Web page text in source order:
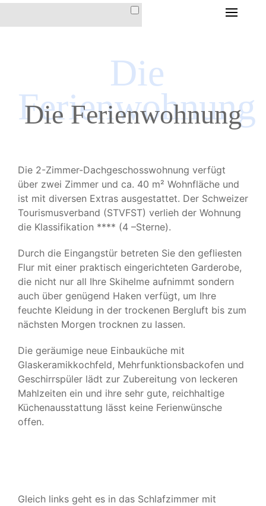
DIE FERIENWOHNUNG
DIE FERIENWOHNUNG
IM HAUS CHRISTINA
AUSSTATTUNG &
PREISE &
KONDITIONEN
DER ORT AROSA
IMPRESSIONEN
KONTAKT & BUCHUNG
Die
Ferienwohnung
Die Ferienwohnung
Die 2-Zimmer-Dachgeschosswohnung verfügt
über zwei Zimmer und ca. 40 m² Wohnfläche und
ist mit diversen Extras ausgestattet. Der Schweizer
Tourismusverband (STVFST) verlieh der Wohnung
die Klassifikation **** (4 –Sterne).
Durch die Eingangstür betreten Sie den gefliesten
Flur mit einer praktisch eingerichteten Garderobe,
die nicht nur all Ihre Skihelme aufnimmt sondern
auch über genügend Haken verfügt, um Ihre
feuchte Kleidung in der trockenen Bergluft bis zum
nächsten Morgen trocknen zu lassen.
Die geräumige neue Einbauküche mit
Glaskeramikkochfeld, Mehrfunktionsbackofen und
Geschirrspüler lädt zur Zubereitung von leckeren
Mahlzeiten ein und ihre sehr gute, reichhaltige
Küchenausstattung lässt keine Ferienwünsche
offen.
Gleich links geht es in das Schlafzimmer mit